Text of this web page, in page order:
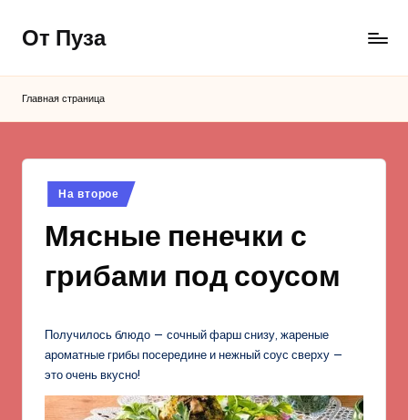
Перейти
содержимому
От Пуза
вкусные
Главная страница
Опубликовано
в
На второе
Мясные пенечки с
грибами под соусом
Получилось блюдо — сочный фарш снизу, жареные
ароматные грибы посередине и нежный соус сверху —
это очень вкусно!